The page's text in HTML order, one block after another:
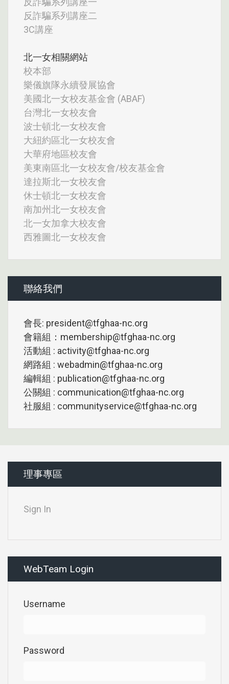
反詐騙系列講座二
3C講座
北一女相關網站
校本部
樂儀旗隊永續發展協會
美國北一女校友基金會 (ABAF)
台灣北一女校友會
波士頓北一女校友會
大紐約區北一女校友會
大華府地區校友會
美東南區北一女校友會/校友基金會
達拉斯北一女校友會
休士頓北一女校友會
南加州北一女校友會
北一女加拿大校友會
西雅圖北一女校友會
聯絡我們
會長: president@tfghaa-nc.org
會籍組：membership@tfghaa-nc.org
活動組 : activity@tfghaa-nc.org
網路組 : webadmin@tfghaa-nc.org
編輯組 : publication@tfghaa-nc.org
公關組 : communication@tfghaa-nc.org
社服組 : communityservice@tfghaa-nc.org
理事專區
Sign In
WebTeam Login
Username
Password